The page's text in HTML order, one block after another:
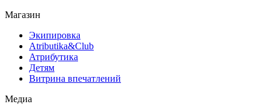
Магазин
Экипировка
Atributika&Club
Атрибутика
Детям
Витрина впечатлений
Медиа